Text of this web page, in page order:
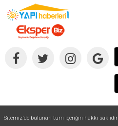
Sitemiz'de bulunan tüm içeriğin hakkı saklıdır